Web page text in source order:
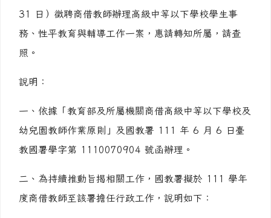
31 日）徵聘商借教師辦理高級中等以下學校學生事
務、性平教育與輔導工作一案，惠請轉知所屬，請查
照。
說明：
一、依據「教育部及所屬機關商借高級中等以下學校及
幼兒園教師作業原則」及國教署 111 年 6 月 6 日臺
教國署學字第 1110070904 號函辦理。
二、為持續推動旨揭相關工作，國教署擬於 111 學年
度商借教師至該署擔任行政工作，說明如下：